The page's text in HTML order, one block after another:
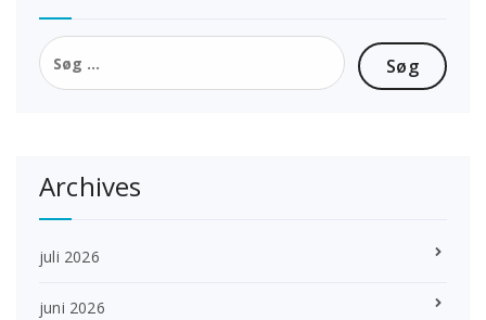
Søg
efter:
Archives
juli 2026
juni 2026